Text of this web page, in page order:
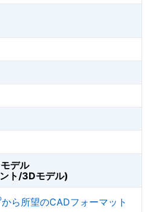
デル
ト/3Dモデル)
から所望のCADフォーマット